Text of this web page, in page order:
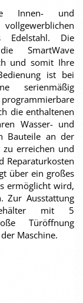
Innen- und
Edelstahl. Die
SmartWave
und somit Ihre
ist bei
serienmäßig
die enthaltenen
Wasser- und
Bauteile an der
erreichen und
Reparaturkosten
über ein großes
ermöglicht wird,
Zur Ausstattung
mit 5
Türöffnung
Maschine.